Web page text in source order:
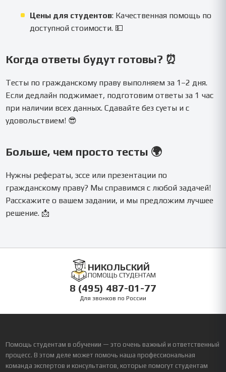
Цены для студентов: Качественная помощь по
доступной стоимости. 💵
Когда ответы будут готовы? ⏰
Тесты по гражданскому праву выполняем за 1–2 дня.
Если дедлайн поджимает, подготовим ответы за 1 час
при наличии всех данных. Сдавайте без суеты и с
удовольствием! 😎
Больше, чем просто тесты 🌍
Нужны рефераты, эссе или презентации по
гражданскому праву? Мы справимся с любой задачей!
Расскажите о вашем задании, и мы предложим лучшее
решение. 📩
НИКОЛЬСКИЙ
ПОМОЩЬ СТУДЕНТАМ
8 (495) 487-01-77
Для звонков по России
Помощь студентам в обучении — это очень важный и ответственный
процесс. В этом деле может помочь наша профессиональная
команда экспертов и консультантов, которые помогут студентам